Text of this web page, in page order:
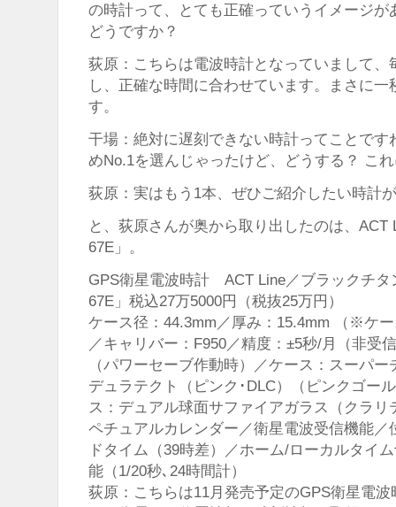
の時計って、とても正確っていうイメージ
どうですか？
荻原：こちらは電波時計となっていまして
し、正確な時間に合わせています。まさに
す。
干場：絶対に遅刻できない時計ってことで
めNo.1を選んじゃったけど、どうする？ こ
荻原：実はもう1本、ぜひご紹介したい時計
と、荻原さんが奥から取り出したのは、ACT
67E」。
GPS衛星電波時計 ACT Line／ブラックチ
67E」税込27万5000円（税抜25万円）
ケース径：44.3mm／厚み：15.4mm （※ケ
／キャリバー：F950／精度：±5秒/月（非受
（パワーセーブ作動時）／ケース：スーパ
デュラテクト（ピンク･DLC）（ピンクゴー
ス：デュアル球面サファイアガラス（クラ
ペチュアルカレンダー／衛星電波受信機能
ドタイム（39時差）／ホーム/ローカルタイ
能（1/20秒､24時間計）
荻原：こちらは11月発売予定のGPS衛星電